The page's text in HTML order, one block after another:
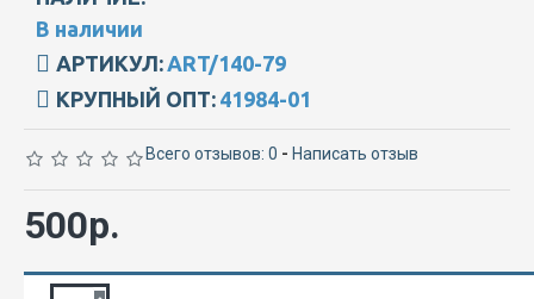
В наличии
АРТИКУЛ: ART/140-79
КРУПНЫЙ ОПТ: 41984-01
Всего отзывов: 0 - Написать отзыв
500р.